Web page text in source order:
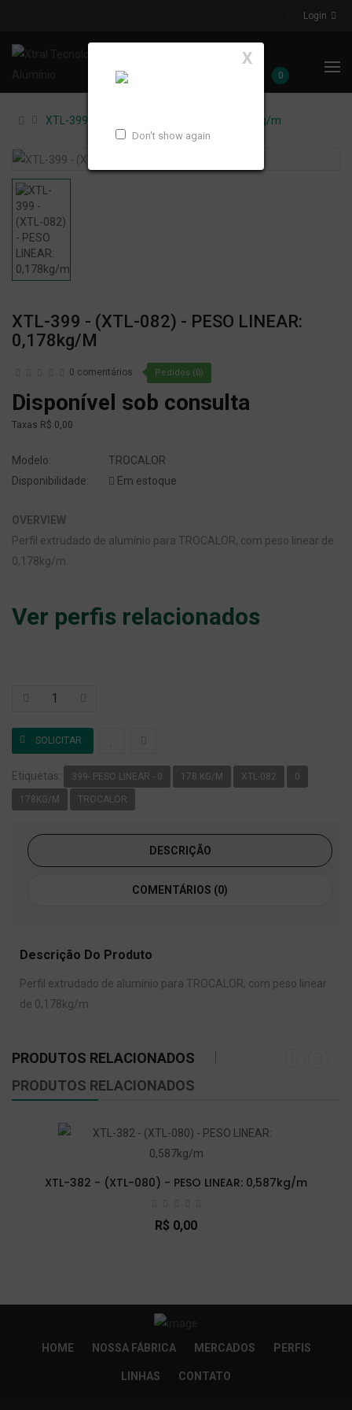
Login
0
X
Don't show again
XTL-399 - (XTL-082) - PESO LINEAR: 0,178kg/m
XTL-399 - (XTL-082) - PESO LINEAR:
0,178kg/m
0 comentários Pedidos (0)
Disponível sob consulta
Taxas R$ 0,00
Modelo:
TROCALOR
Disponibilidade:
Em estoque
OVERVIEW
Perfil extrudado de alumínio para TROCALOR, com peso linear de
0,178kg/m.
Ver perfis relacionados
Etiquetas: 399- PESO LINEAR - 0 178 KG/M XTL-082 0
178KG/M TROCALOR
DESCRIÇÃO
COMENTÁRIOS (0)
Descrição Do Produto
Perfil extrudado de alumínio para TROCALOR, com peso linear
de 0,178kg/m.
PRODUTOS RELACIONADOS
PRODUTOS RELACIONADOS
XTL-382 - (XTL-080) - PESO LINEAR: 0,587kg/m
R$ 0,00
HOME NOSSA FÁBRICA MERCADOS PERFIS
LINHAS CONTATO